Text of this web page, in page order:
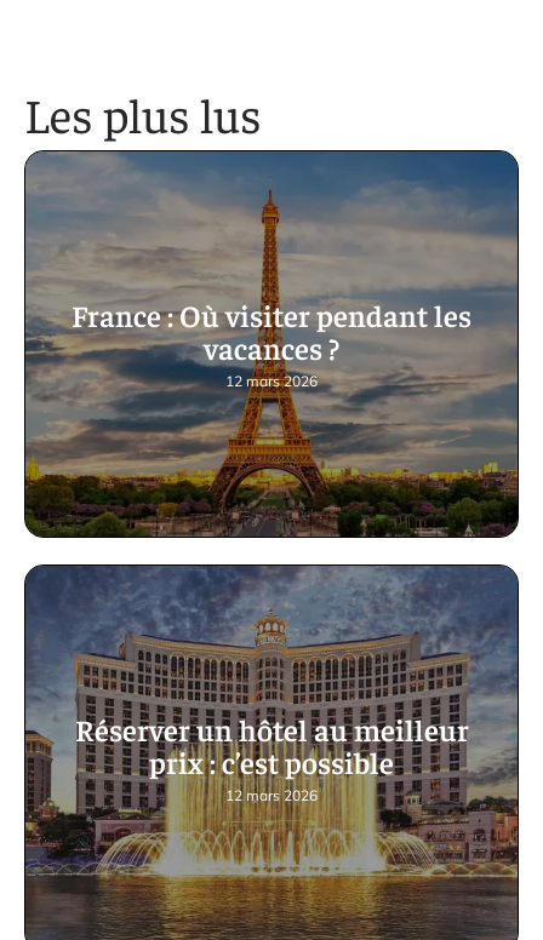
Les plus lus
France : Où visiter pendant les
vacances ?
12 mars 2026
Réserver un hôtel au meilleur
prix : c’est possible
12 mars 2026